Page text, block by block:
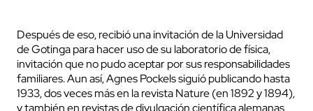
Después de eso, recibió una invitación de la Universidad
de Gotinga para hacer uso de su laboratorio de física,
invitación que no pudo aceptar por sus responsabilidades
familiares. Aun así, Agnes Pockels siguió publicando hasta
1933, dos veces más en la revista Nature (en 1892 y 1894),
y también en revistas de divulgación científica alemanas,